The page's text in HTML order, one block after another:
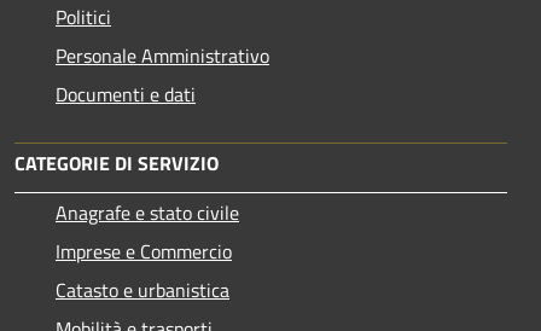
Politici
Personale Amministrativo
Documenti e dati
CATEGORIE DI SERVIZIO
Anagrafe e stato civile
Imprese e Commercio
Catasto e urbanistica